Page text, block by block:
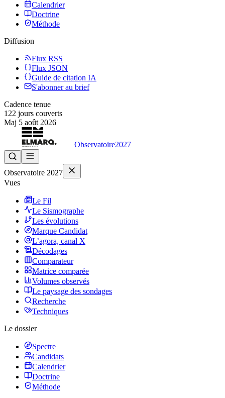
Calendrier
Doctrine
Méthode
Diffusion
Flux RSS
Flux JSON
Guide de citation IA
S'abonner au brief
Cadence tenue
122 jours couverts
Maj 5 août 2026
Observatoire2027
Observatoire 2027
Vues
Le Fil
Le Sismographe
Les évolutions
Marque Candidat
L’agora, canal X
Décodages
Comparateur
Matrice comparée
Volumes observés
Le paysage des sondages
Recherche
Techniques
Le dossier
Spectre
Candidats
Calendrier
Doctrine
Méthode